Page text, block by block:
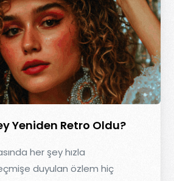
Yeniden Retro Oldu?
her şey hızla
duyulan özlem hiç